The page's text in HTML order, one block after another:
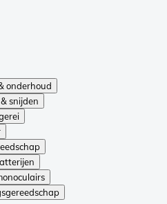
onderhoud
snijden